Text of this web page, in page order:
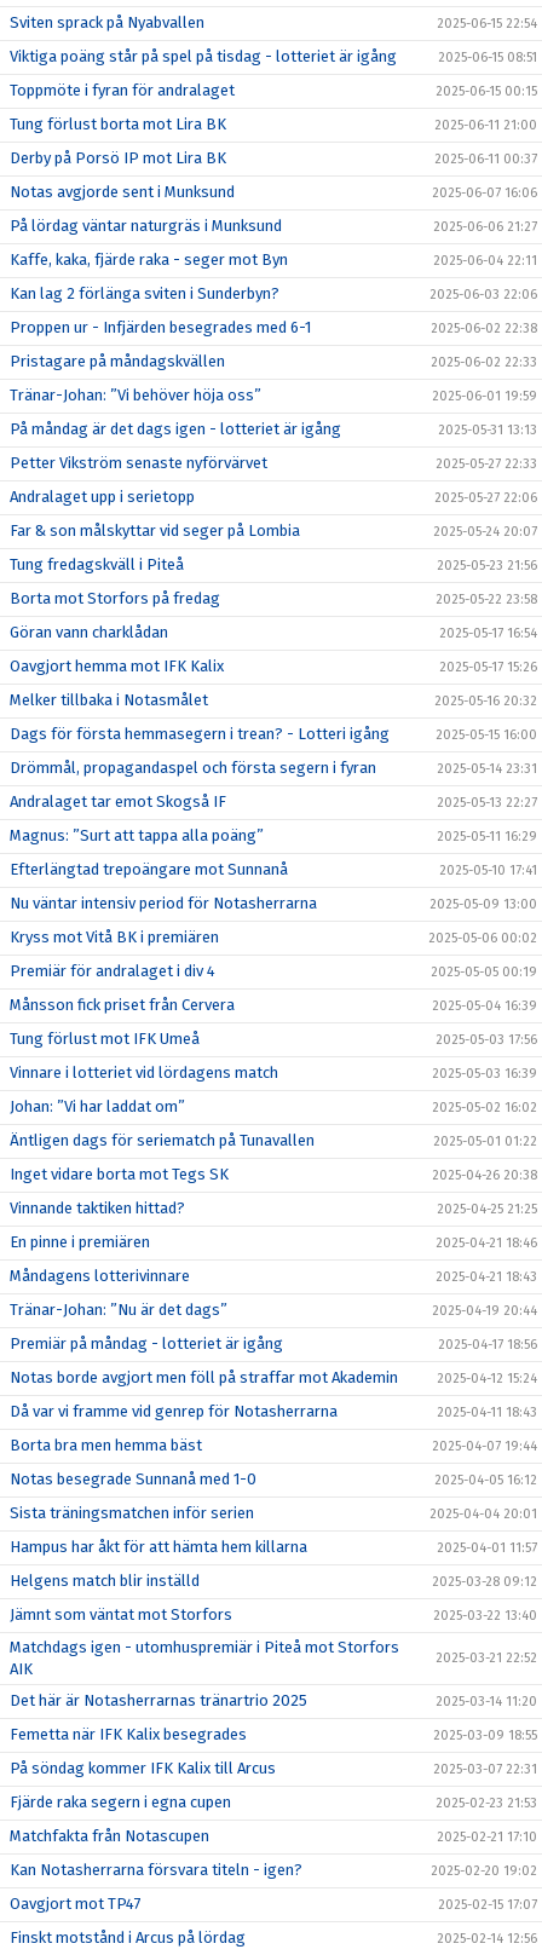
Sviten sprack på Nyabvallen 2025-06-15 22:54
Viktiga poäng står på spel på tisdag - lotteriet är igång 2025-06-15 08:51
Toppmöte i fyran för andralaget 2025-06-15 00:15
Tung förlust borta mot Lira BK 2025-06-11 21:00
Derby på Porsö IP mot Lira BK 2025-06-11 00:37
Notas avgjorde sent i Munksund 2025-06-07 16:06
På lördag väntar naturgräs i Munksund 2025-06-06 21:27
Kaffe, kaka, fjärde raka - seger mot Byn 2025-06-04 22:11
Kan lag 2 förlänga sviten i Sunderbyn? 2025-06-03 22:06
Proppen ur - Infjärden besegrades med 6-1 2025-06-02 22:38
Pristagare på måndagskvällen 2025-06-02 22:33
Tränar-Johan: ”Vi behöver höja oss” 2025-06-01 19:59
På måndag är det dags igen - lotteriet är igång 2025-05-31 13:13
Petter Vikström senaste nyförvärvet 2025-05-27 22:33
Andralaget upp i serietopp 2025-05-27 22:06
Far & son målskyttar vid seger på Lombia 2025-05-24 20:07
Tung fredagskväll i Piteå 2025-05-23 21:56
Borta mot Storfors på fredag 2025-05-22 23:58
Göran vann charklådan 2025-05-17 16:54
Oavgjort hemma mot IFK Kalix 2025-05-17 15:26
Melker tillbaka i Notasmålet 2025-05-16 20:32
Dags för första hemmasegern i trean? - Lotteri igång 2025-05-15 16:00
Drömmål, propagandaspel och första segern i fyran 2025-05-14 23:31
Andralaget tar emot Skogså IF 2025-05-13 22:27
Magnus: ”Surt att tappa alla poäng” 2025-05-11 16:29
Efterlängtad trepoängare mot Sunnanå 2025-05-10 17:41
Nu väntar intensiv period för Notasherrarna 2025-05-09 13:00
Kryss mot Vitå BK i premiären 2025-05-06 00:02
Premiär för andralaget i div 4 2025-05-05 00:19
Månsson fick priset från Cervera 2025-05-04 16:39
Tung förlust mot IFK Umeå 2025-05-03 17:56
Vinnare i lotteriet vid lördagens match 2025-05-03 16:39
Johan: ”Vi har laddat om” 2025-05-02 16:02
Äntligen dags för seriematch på Tunavallen 2025-05-01 01:22
Inget vidare borta mot Tegs SK 2025-04-26 20:38
Vinnande taktiken hittad? 2025-04-25 21:25
En pinne i premiären 2025-04-21 18:46
Måndagens lotterivinnare 2025-04-21 18:43
Tränar-Johan: ”Nu är det dags” 2025-04-19 20:44
Premiär på måndag - lotteriet är igång 2025-04-17 18:56
Notas borde avgjort men föll på straffar mot Akademin 2025-04-12 15:24
Då var vi framme vid genrep för Notasherrarna 2025-04-11 18:43
Borta bra men hemma bäst 2025-04-07 19:44
Notas besegrade Sunnanå med 1-0 2025-04-05 16:12
Sista träningsmatchen inför serien 2025-04-04 20:01
Hampus har åkt för att hämta hem killarna 2025-04-01 11:57
Helgens match blir inställd 2025-03-28 09:12
Jämnt som väntat mot Storfors 2025-03-22 13:40
Matchdags igen - utomhuspremiär i Piteå mot Storfors
AIK
2025-03-21 22:52
Det här är Notasherrarnas tränartrio 2025 2025-03-14 11:20
Femetta när IFK Kalix besegrades 2025-03-09 18:55
På söndag kommer IFK Kalix till Arcus 2025-03-07 22:31
Fjärde raka segern i egna cupen 2025-02-23 21:53
Matchfakta från Notascupen 2025-02-21 17:10
Kan Notasherrarna försvara titeln - igen? 2025-02-20 19:02
Oavgjort mot TP47 2025-02-15 17:07
Finskt motstånd i Arcus på lördag 2025-02-14 12:56